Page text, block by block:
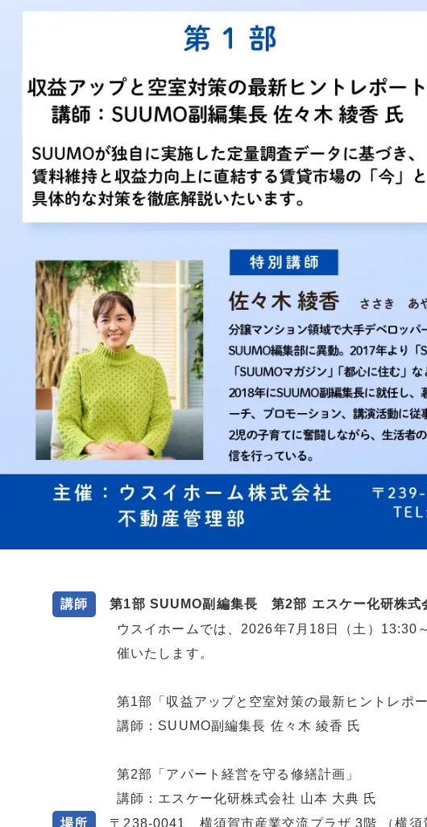
講師 第1部 SUUMO副編集長 第2部 エスケー化研株式
ウスイホームでは、2026年7月18日（土）13:30
催いたします。
第1部「収益アップと空室対策の最新ヒントレポー
講師：SUUMO副編集長 佐々木 綾香 氏
第2部「アパート経営を守る修繕計画」
講師：エスケー化研株式会社 山本 大典 氏
場所
〒238-0041 横須賀市産業交流プラザ 3階 （横須